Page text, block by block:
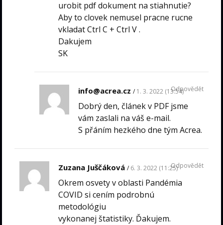
urobit pdf dokument na stiahnutie?
Aby to clovek nemusel pracne rucne
vkladat Ctrl C + Ctrl V .
Dakujem
SK
info@acrea.cz 1. 3. 2022 (13:54)
Dobrý den, článek v PDF jsme
vám zaslali na váš e-mail.
S přáním hezkého dne tým Acrea.
Odpovědět
Zuzana Juščáková 6. 3. 2022 (11:25)
Okrem osvety v oblasti Pandémia
COVID si cením podrobnú
metodológiu
vykonanej štatistiky. Ďakujem.
Odpovědět